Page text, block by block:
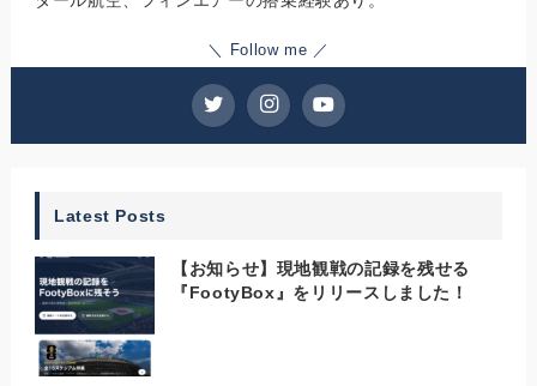
＼ Follow me ／
Latest Posts
【お知らせ】現地観戦の記録を残せる
『FootyBox』をリリースしました！